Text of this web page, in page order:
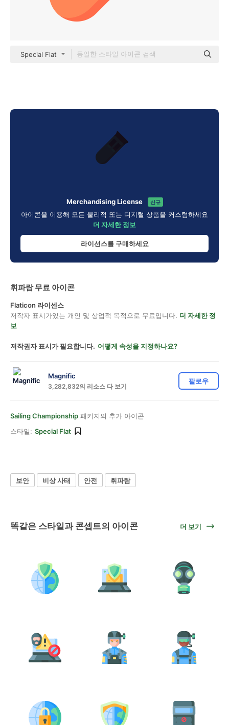
Special Flat
Merchandising License 신규
아이콘을 이용해 모든 물리적 또는 디지털 상품을 커스텀하세요
더 자세한 정보
라이선스를 구매하세요
휘파람 무료 아이콘
Flaticon 라이센스
저작자 표시가있는 개인 및 상업적 목적으로 무료입니다. 더 자세한 정
보
저작권자 표시가 필요합니다. 어떻게 속성을 지정하나요?
Magnific
3,282,832의 리소스 다 보기
팔로우
Sailing Championship 패키지의 추가 아이콘
스타일: Special Flat
보안 비상 사태 안전 휘파람
똑같은 스타일과 콘셉트의 아이콘 더 보기